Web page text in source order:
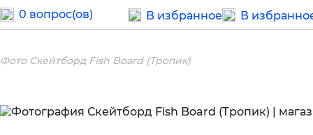
0 вопрос(ов) В избранное В
Фото Скейтборд Fish Board (Тропик)